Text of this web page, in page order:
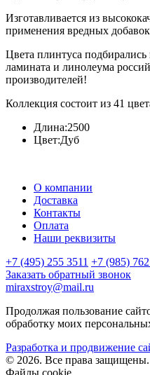
Изготавливается из
применения вредных
Цвета плинтуса
ламината и линолеума
производителей!
Коллекция состоит из 41
Длина:2500
Цвет:Дуб
О компании
Доставка
Контакты
Оплата
Наши реквизиты
+7 (495) 255 3511 +7 (985)
Заказать обратный звонок
miraxstroy@mail.ru
Продолжая пользование
обработку моих
Разработка и продвижение
© 2026. Все права защищены.
Файлы cookie